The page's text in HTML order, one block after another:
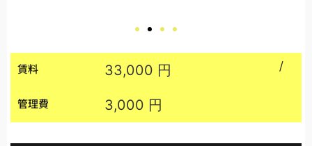
賃料 33,000 円 /
管理費 3,000 円